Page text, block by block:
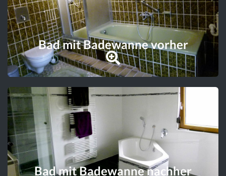
Bad mit Badewanne vorher
Bad mit Badewanne nachher